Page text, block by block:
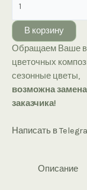
Елка
из
нобилиса
«1232»
В корзину
Обращаем Ваше
цветочных
сезонные цветы,
возможна
заказчика!
Написать в
Описание